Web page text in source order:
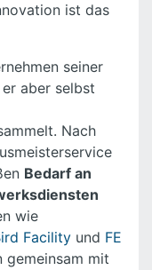
ist das
seiner
aber selbst
Nach
Bedarf an
wie
Facility und FE
gemeinsam mit